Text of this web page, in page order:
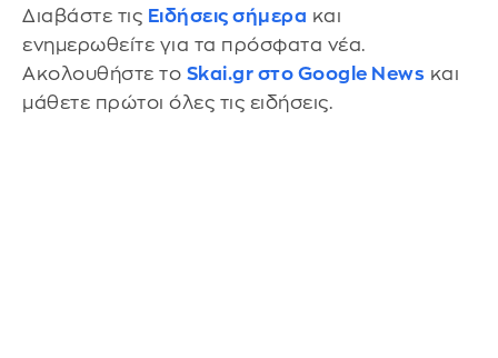
Διαβάστε τις Ειδήσεις σήμερα και
ενημερωθείτε για τα πρόσφατα νέα.
Ακολουθήστε το Skai.gr στο Google News και
μάθετε πρώτοι όλες τις ειδήσεις.